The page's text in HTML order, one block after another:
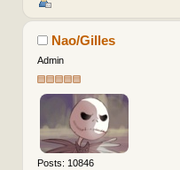
Nao/Gilles
Admin
Posts: 10846